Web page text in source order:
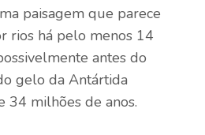
paisagem que parece
rios há pelo menos 14
antes do
gelo da Antártida
34 milhões de anos.